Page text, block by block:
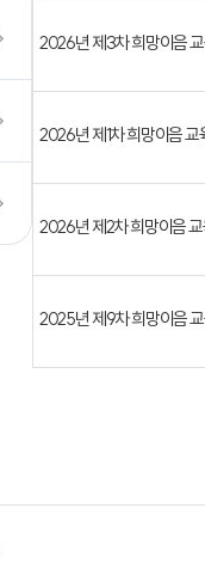
2026년 제3차 희망이음
2026년 제1차 희망이음 교
2026년 제2차 희망이음
2025년 제9차 희망이음